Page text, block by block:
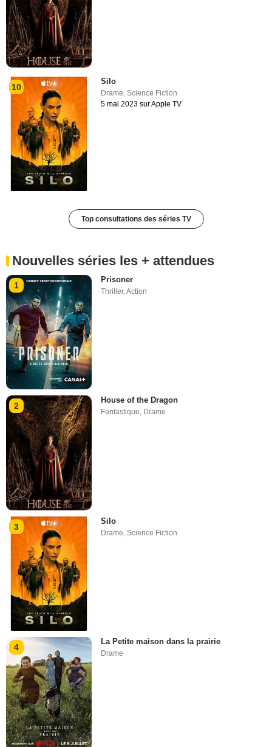
10
Silo
Drame,Science Fiction
5 mai 2023 sur Apple TV
Top consultations des séries TV
Nouvelles séries les + attendues
1
Prisoner
Thriller,Action
2
House of the Dragon
Fantastique, Drame
3
Silo
Drame ,Science Fiction
4
La Petite maison dans la prairie
Drame